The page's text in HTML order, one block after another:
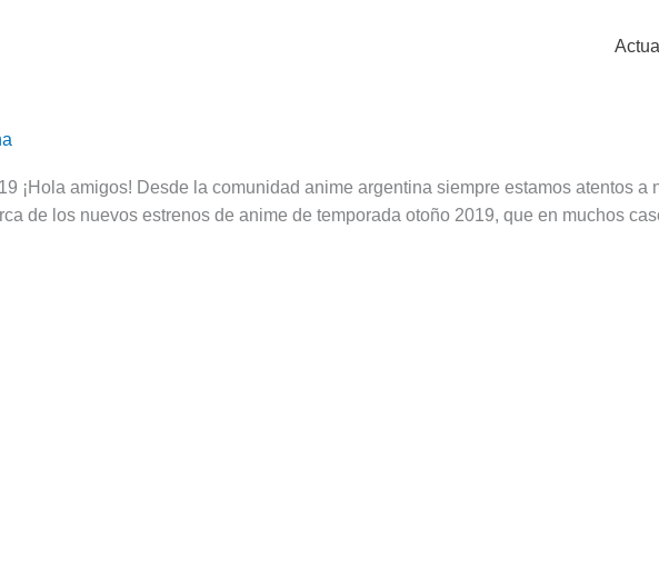
¡Hola amigos! Desde la comunidad anime argentina siempre estamos atentos
de los nuevos estrenos de anime de temporada otoño 2019, que en muchos